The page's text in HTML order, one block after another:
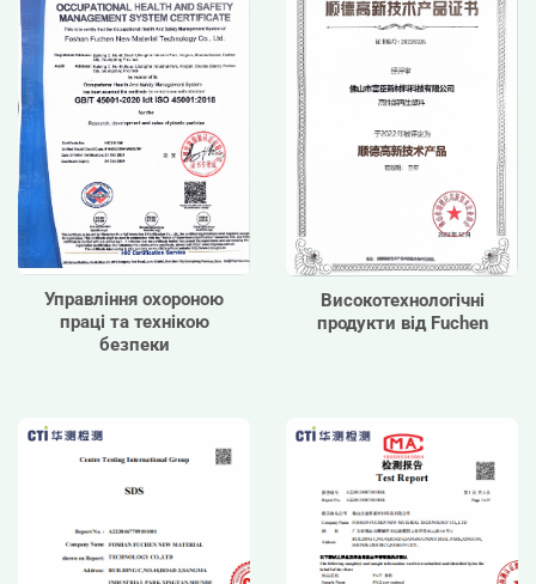
Управління охороною
праці та технікою
безпеки
Високотехнологічні
продукти від Fuchen